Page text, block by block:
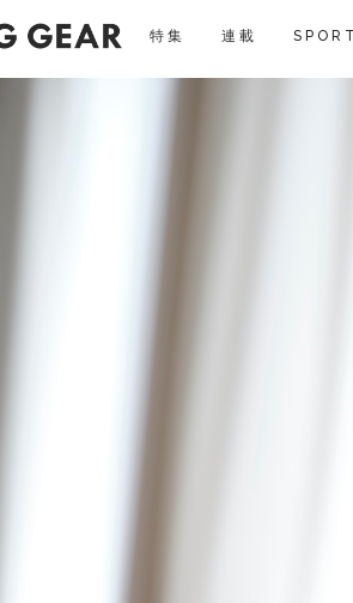
特集 連載